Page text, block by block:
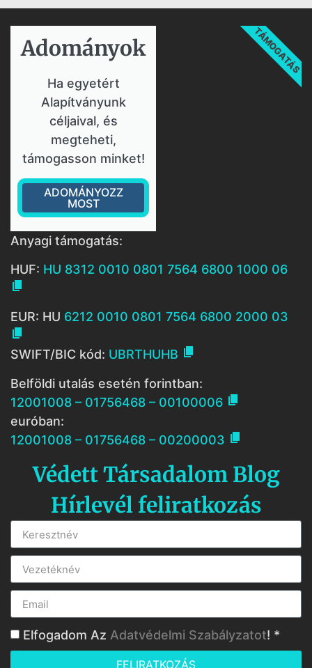
Adományok​
Ha egyetért
Alapítványunk
céljaival, és
megteheti,
támogasson minket!
ADOMÁNYOZZ
MOST
TÁMOGATÁS
Anyagi támogatás:
HUF: HU 8312 0010 0801 7564 6800 1000 06

EUR: HU 6212 0010 0801 7564 6800 2000 03

SWIFT/BIC kód: UBRTHUHB 
Belföldi utalás esetén forintban:
12001008 – 01756468 – 00100006 
euróban:
12001008 – 01756468 – 00200003 
Védett Társadalom Blog
Hírlevél feliratkozás
Elfogadom Az Adatvédelmi Szabályzatot! *
FELIRATKOZÁS